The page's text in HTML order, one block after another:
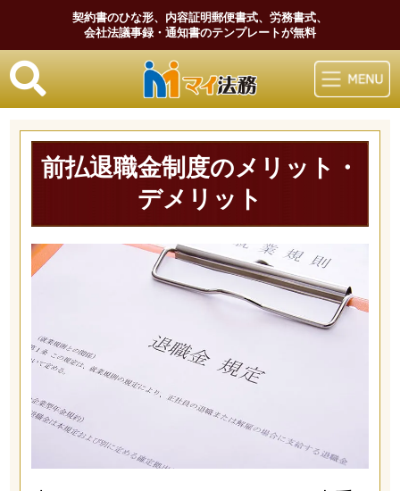
契約書のひな形、内容証明郵便書式、労務書式、
会社法議事録・通知書のテンプレートが無料
マイ法務
前払退職金制度のメリット・
デメリット